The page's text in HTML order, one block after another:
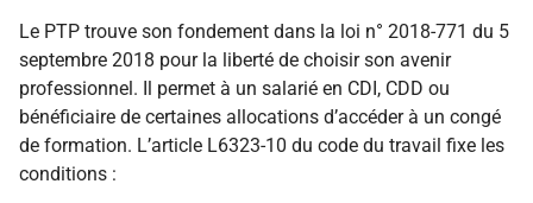
Le PTP trouve son fondement dans la loi n° 2018-771 du 5
septembre 2018 pour la liberté de choisir son avenir
professionnel. Il permet à un salarié en CDI, CDD ou
bénéficiaire de certaines allocations d’accéder à un congé
de formation. L’article L6323-10 du code du travail fixe les
conditions :